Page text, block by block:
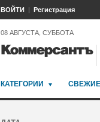
ВОЙТИ Регистрация
08 АВГУСТА, СУББОТА
КАТЕГОРИИ